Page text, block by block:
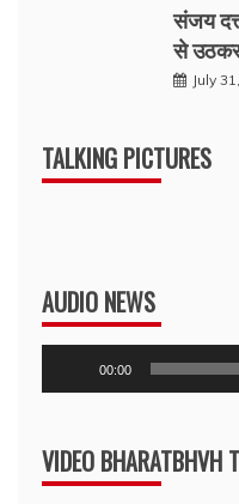
संजय
से उठकर
July
TALKING PICTURES
AUDIO NEWS
Player
00:00
VIDEO BHARATBHVH